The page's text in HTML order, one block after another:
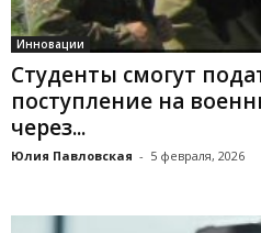
Инновации
Студенты смогут
поступление на
через...
Юлия Павловская - 5 февраля, 2026